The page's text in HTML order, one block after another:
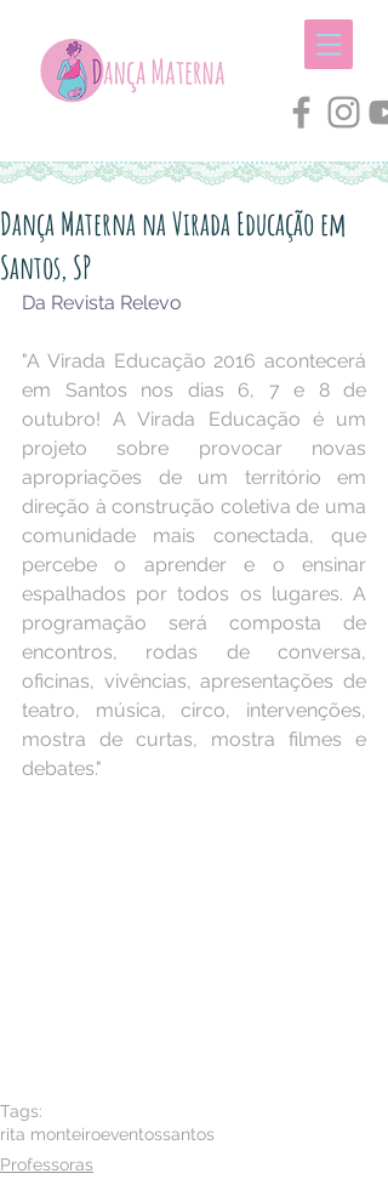
Dança Materna na Virada Educação em
Santos, SP
Da Revista Relevo
"A Virada Educação 2016 acontecerá
em Santos nos dias 6, 7 e 8 de
outubro! A Virada Educação é um
projeto sobre provocar novas
apropriações de um território em
direção à construção coletiva de uma
comunidade mais conectada, que
percebe o aprender e o ensinar
espalhados por todos os lugares. A
programação será composta de
encontros, rodas de conversa,
oficinas, vivências, apresentações de
teatro, música, circo, intervenções,
mostra de curtas, mostra filmes e
debates."
Tags:
rita monteiroeventossantos
Professoras